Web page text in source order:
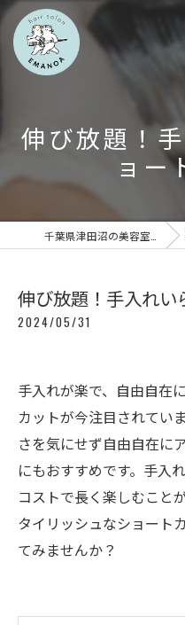
伸び放題！
ョー
伸び放題！手入れい
2024/05/31
手入れが楽で、自由自在
カットが今注目されてい
さを気にせず自由自在に
にもおすすめです。手入
コストで長く楽しむこと
タイリッシュなショート
てみませんか？